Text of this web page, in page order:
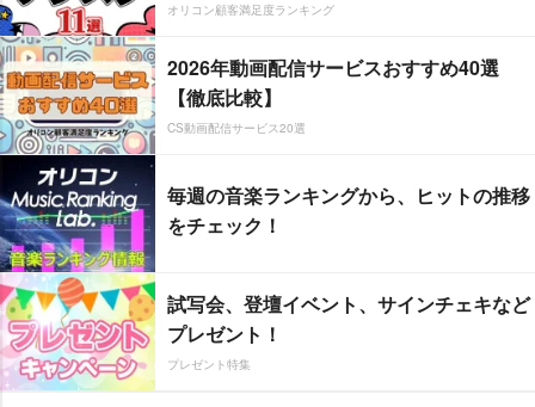
オリコン顧客満足度ランキング
2026年動画配信サービスおすすめ40選
【徹底比較】
CS動画配信サービス20選
毎週の音楽ランキングから、ヒットの推移
をチェック！
試写会、登壇イベント、サインチェキなど
プレゼント！
プレゼント特集